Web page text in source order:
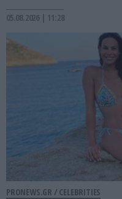
05.08.2026 | 11:28
PRONEWS.GR / CELEBRITIES